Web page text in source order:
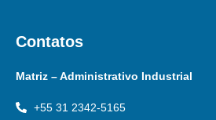
Contatos
Matriz – Administrativo Industrial
+55 31 2342-5165